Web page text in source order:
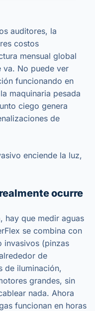
auditores, la
costos
mensual global
va. No puede ver
funcionando en
maquinaria pesada
ciego genera
de
enciende la luz,
ocurre
hay que medir aguas
se combina con
invasivos (pinzas
de
de iluminación,
grandes, sin
nada. Ahora
funcionan en horas